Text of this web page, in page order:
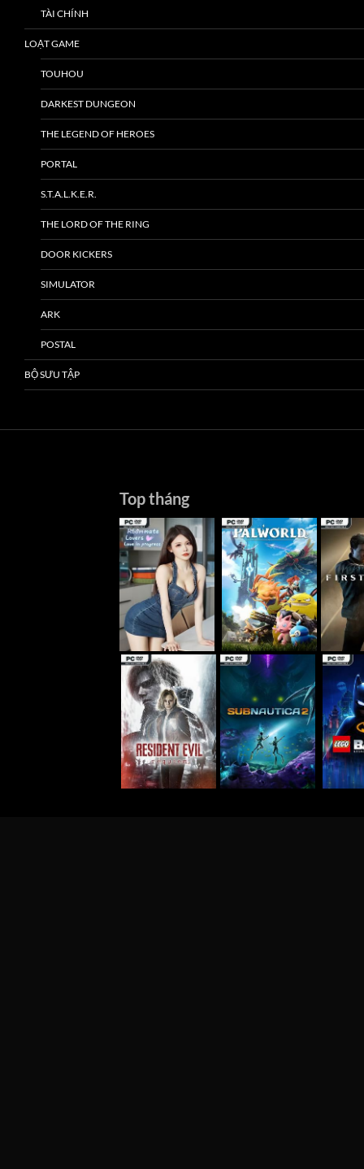
TÀI CHÍNH
LOẠT GAME
TOUHOU
DARKEST DUNGEON
THE LEGEND OF HEROES
PORTAL
S.T.A.L.K.E.R.
THE LORD OF THE RING
DOOR KICKERS
SIMULATOR
ARK
POSTAL
BỘ SƯU TẬP
Top tháng